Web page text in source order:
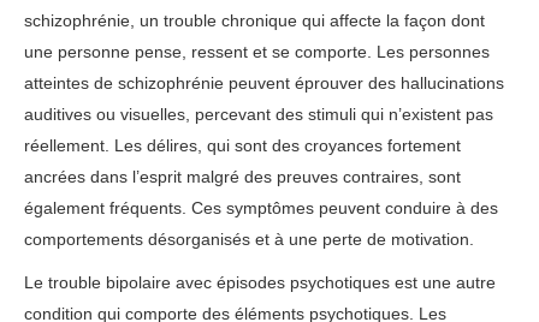
schizophrénie, un trouble chronique qui affecte la façon dont
une personne pense, ressent et se comporte. Les personnes
atteintes de schizophrénie peuvent éprouver des hallucinations
auditives ou visuelles, percevant des stimuli qui n’existent pas
réellement. Les délires, qui sont des croyances fortement
ancrées dans l’esprit malgré des preuves contraires, sont
également fréquents. Ces symptômes peuvent conduire à des
comportements désorganisés et à une perte de motivation.
Le trouble bipolaire avec épisodes psychotiques est une autre
condition qui comporte des éléments psychotiques. Les